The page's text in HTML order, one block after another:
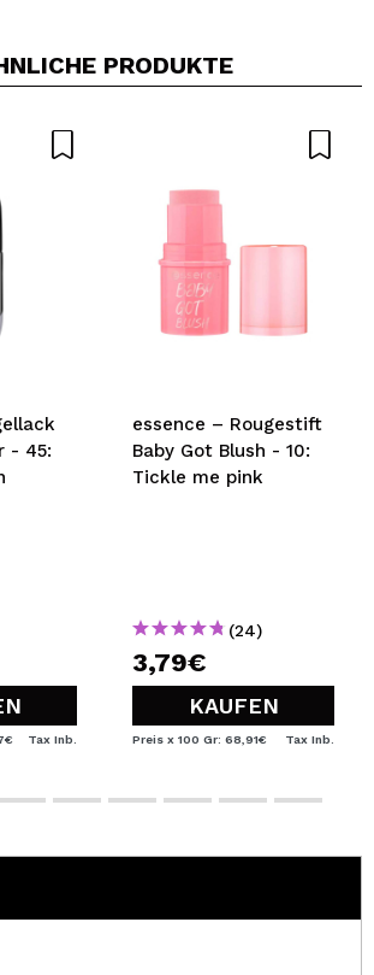
Video oder Foto teilen
5/5
PRODUKTE
- 45:
Tax Inb.
essence – Rougestift
Baby Got Blush - 10:
Tickle me pink
(24)
3,79€
KAUFEN
Preis x 100 Gr: 68,91€ Tax Inb.